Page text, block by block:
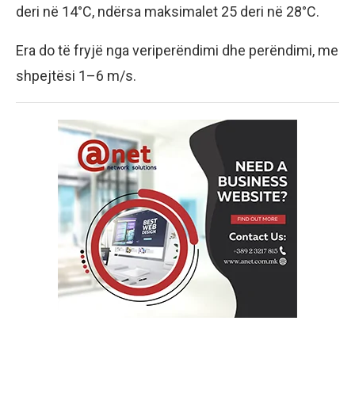
deri në 14°C, ndërsa maksimalet 25 deri në 28°C.
Era do të fryjë nga veriperëndimi dhe perëndimi, me
shpejtësi 1–6 m/s.